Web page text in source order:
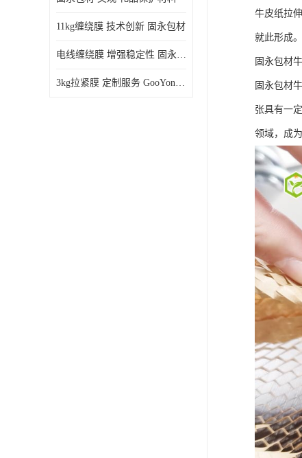
11kg缠绕膜 技术创新 固永包材
电线缠绕膜 增强稳定性 固永包材
3kg拉紧膜 定制服务 GooYonPack
牛皮纸拉
就此形成
固永包材
固永包材
张具有一
领域，成